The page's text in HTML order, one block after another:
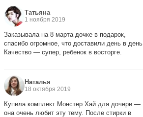
Татьяна
1 ноября 2019
Заказывала на 8 марта дочке в подарок,
спасибо огромное, что доставили день в день.
Качество — супер, ребенок в восторге.
Наталья
18 октября 2019
Купила комплект Монстер Хай для дочери —
она очень любит эту тему. После стирки в